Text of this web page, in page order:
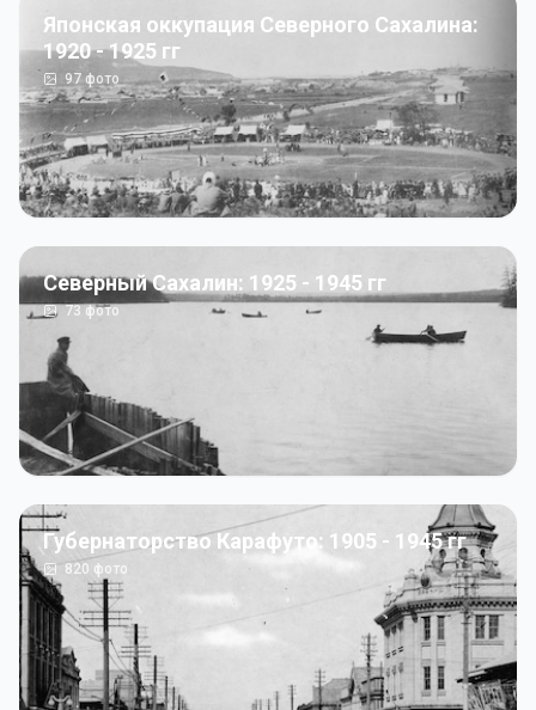
Японская оккупация Северного Сахалина:
1920 - 1925 гг
97 фото
Северный Сахалин: 1925 - 1945 гг
73фото
Губернаторство Карафуто: 1905 - 1945 гг
820 фото